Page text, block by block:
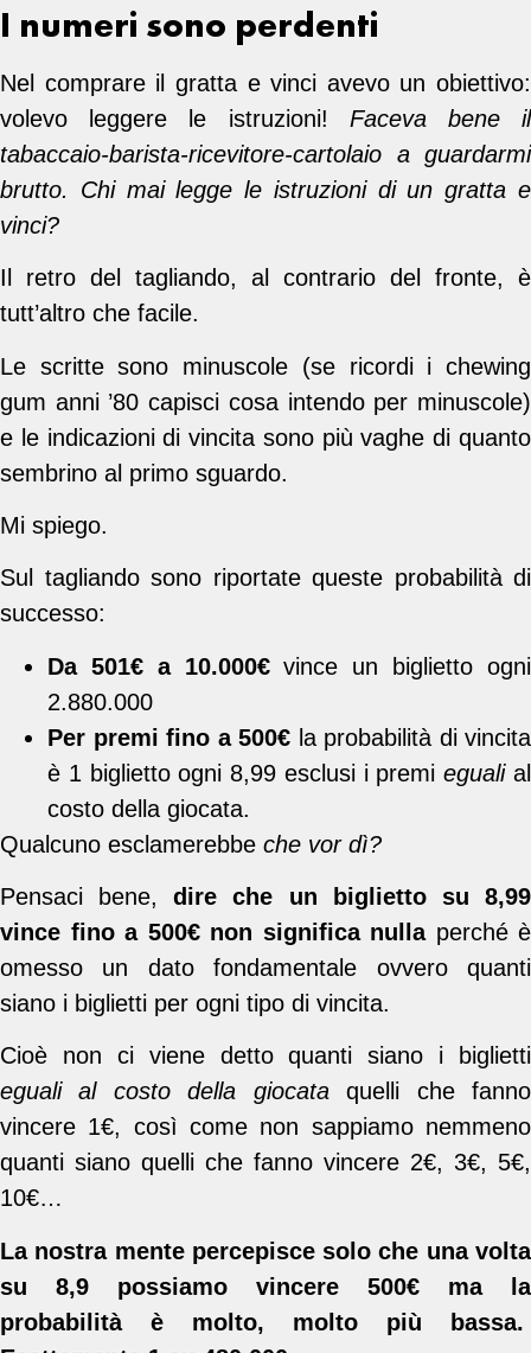
I numeri sono perdenti
Nel comprare il gratta e vinci avevo un obiettivo:
volevo leggere le istruzioni! Faceva bene il
tabaccaio-barista-ricevitore-cartolaio a guardarmi
brutto. Chi mai legge le istruzioni di un gratta e
vinci?
Il retro del tagliando, al contrario del fronte, è
tutt’altro che facile.
Le scritte sono minuscole (se ricordi i chewing
gum anni ’80 capisci cosa intendo per minuscole)
e le indicazioni di vincita sono più vaghe di quanto
sembrino al primo sguardo.
Mi spiego.
Sul tagliando sono riportate queste probabilità di
successo:
Da 501€ a 10.000€vince un biglietto ogni
2.880.000
Per premi fino a 500€ la probabilità di vincita
è 1 biglietto ogni 8,99 esclusi i premiegualial
costo della giocata.
Qualcuno esclamerebbe che vor dì?
Pensaci bene,dire che un biglietto su 8,99
vince fino a 500€ non significa nullaperché è
omesso un dato fondamentale ovvero quanti
siano i biglietti per ogni tipo di vincita.
Cioè non ci viene detto quanti siano i biglietti
eguali al costo della giocataquelli che fanno
vincere 1€, così come non sappiamo nemmeno
quanti siano quelli che fanno vincere 2€, 3€, 5€,
10€…
La nostra mente percepisce solo che una volta
su 8,9 possiamo vincere 500€ ma la
probabilità è molto, molto più bassa.